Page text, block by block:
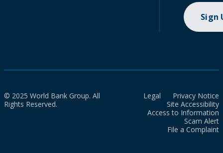
Sign
© 2025 World Bank Group. All
Rights Reserved.
Legal
Privacy Notice
Site Accessibility
Access to Information
Scam Alert
File a Complaint